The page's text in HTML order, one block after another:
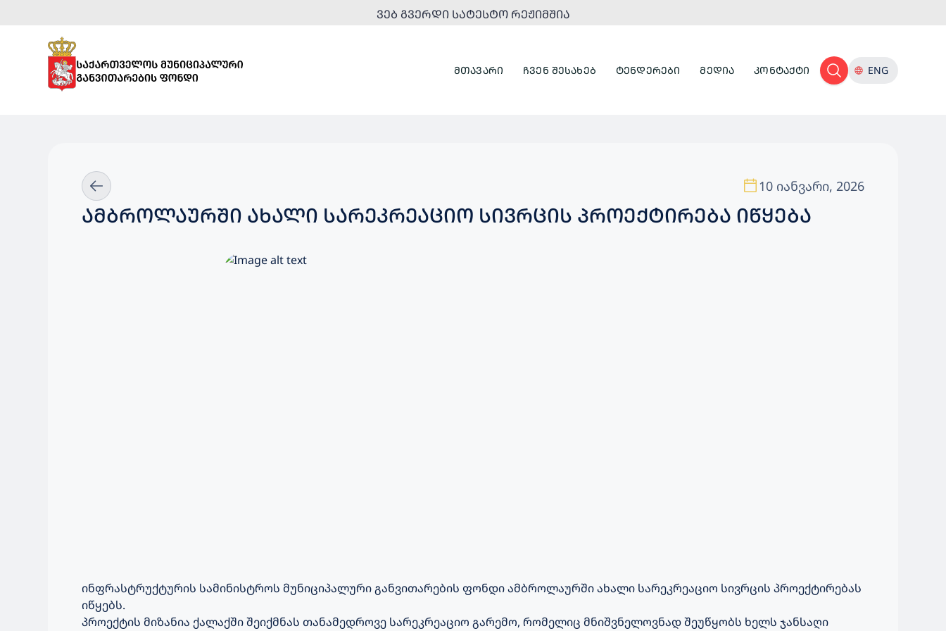
ᲕᲔᲑ ᲒᲕᲔᲠᲓᲘ ᲡᲐᲢᲔᲡᲢᲝ ᲠᲔᲟᲘᲛᲨᲘᲐ
ᲛᲗᲐᲕᲐᲠᲘ ᲩᲕᲔᲜ ᲨᲔᲡᲐᲮᲔᲑ ᲢᲔᲜᲓᲔᲠᲔᲑᲘ ᲛᲔᲓᲘᲐ ᲙᲝᲜᲢᲐᲥᲢᲘ ENG
10 იანვარი, 2026
ᲐᲛᲑᲠᲝᲚᲐᲣᲠᲨᲘ ᲐᲮᲐᲚᲘ ᲡᲐᲠᲔᲙᲠᲔᲐᲪᲘᲝ ᲡᲘᲕᲠᲪᲘᲡ ᲞᲠᲝᲔᲥᲢᲘᲠᲔᲑᲐ ᲘᲬᲧᲔᲑᲐ
ინფრასტრუქტურის სამინისტროს მუნიციპალური განვითარების ფონდი ამბროლაურში ახალი სარეკრეაციო სივრცის პროექტირებას
იწყებს.
პროექტის მიზანია ქალაქში შეიქმნას თანამედროვე სარეკრეაციო გარემო, რომელიც მნიშვნელოვნად შეუწყობს ხელს ჯანსაღი